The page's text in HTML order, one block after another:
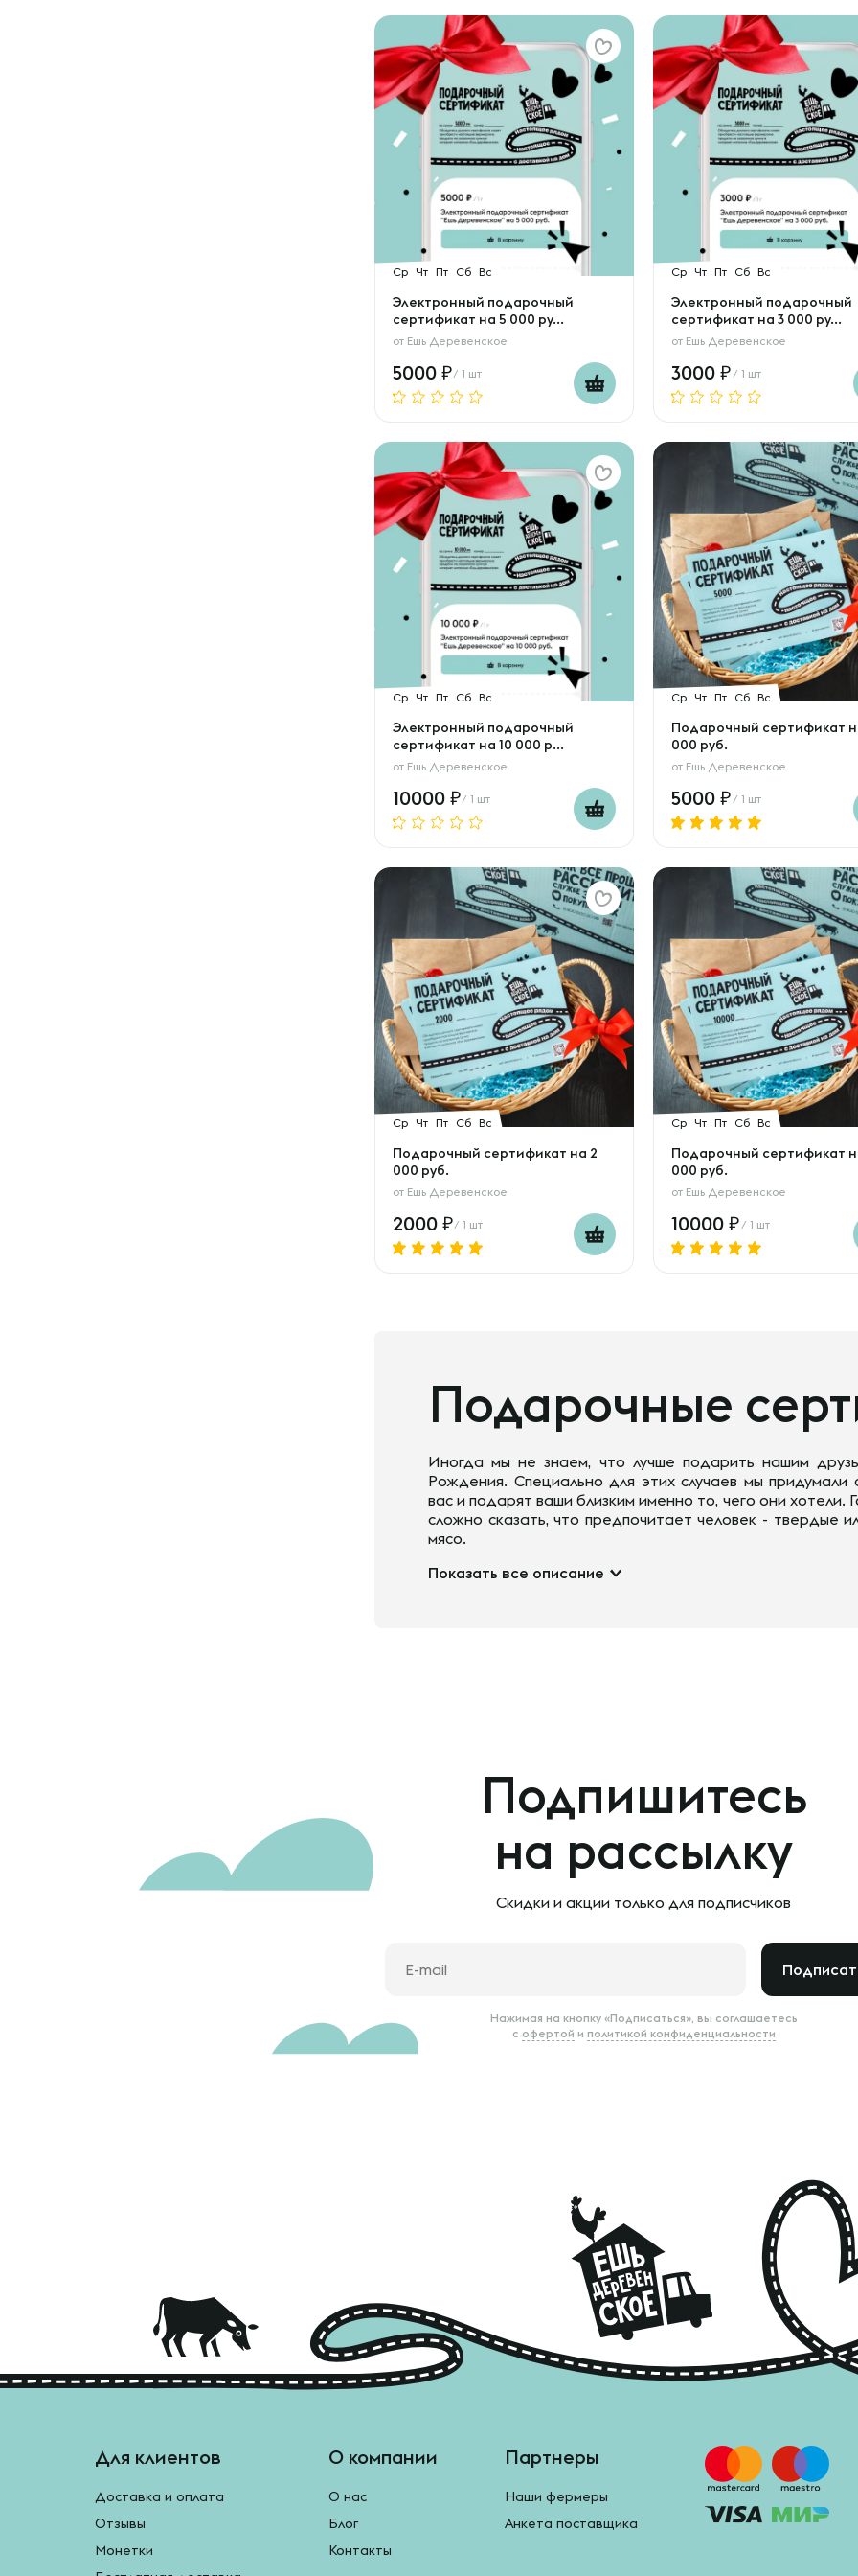
Ср Чт Пт Сб Вс
Электронный подарочный
сертификат на 5 000 ру...
от Ешь Деревенское
5000 / 1 шт
Ср Чт Пт Сб Вс
Электронный подарочный
сертификат на 3 000 ру...
от Ешь Деревенское
3000 / 1 шт
Ср Чт Пт Сб Вс
Электронный подарочный
сертификат на 10 000 р...
от Ешь Деревенское
10000 / 1 шт
Ср Чт Пт Сб Вс
Подарочный сертификат
000 руб.
от Ешь Деревенское
5000 / 1 шт
Ср Чт Пт Сб Вс
Подарочный сертификат на 2
000 руб.
от Ешь Деревенское
2000 / 1 шт
Ср Чт Пт Сб Вс
Подарочный сертификат
000 руб.
от Ешь Деревенское
10000 / 1 шт
Подарочные
Иногда мы не знаем, что лучше подарить нашим
Рождения. Специально для этих случаев мы
вас и подарят ваши близким именно то, чего они
сложно сказать, что предпочитает человек - твердые
мясо.
Показать все описание
Подпишитесь
на рассылку
Скидки и акции только для подписчиков
Нажимая на кнопку «Подписаться», вы соглашаетесь
с офертой и политикой конфиденциальности
Для клиентов
Доставка и оплата
Отзывы
Монетки
О компании
О нас
Блог
Контакты
Партнеры
Наши фермеры
Анкета поставщика